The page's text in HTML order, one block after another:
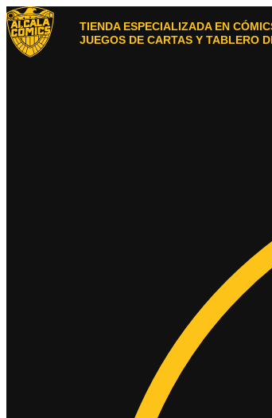
Ir
al
contenido
TIENDA ESPECIALIZADA EN
JUEGOS DE CARTAS Y TABLERO